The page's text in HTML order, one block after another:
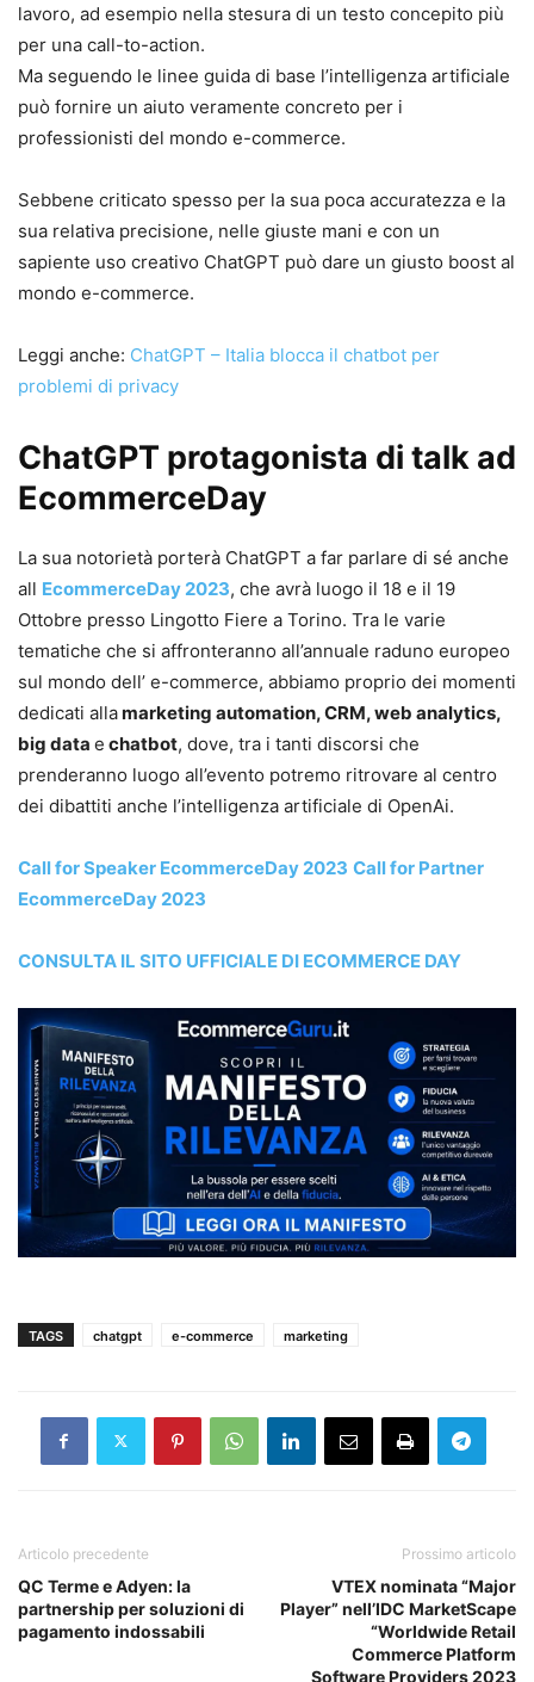
lavoro, ad esempio nella stesura di un testo concepito più
per una call-to-action.
Ma seguendo le linee guida di base l’intelligenza artificiale
può fornire un aiuto veramente concreto per i
professionisti del mondo e-commerce.
Sebbene criticato spesso per la sua poca accuratezza e la
sua relativa precisione, nelle giuste mani e con un
sapiente uso creativo ChatGPT può dare un giusto boost al
mondo e-commerce.
Leggi anche: ChatGPT – Italia blocca il chatbot per
problemi di privacy
ChatGPT protagonista di talk ad
EcommerceDay
La sua notorietà porterà ChatGPT a far parlare di sé anche
all EcommerceDay 2023, che avrà luogo il 18 e il 19
Ottobre presso Lingotto Fiere a Torino. Tra le varie
tematiche che si affronteranno all’annuale raduno europeo
sul mondo dell’ e-commerce, abbiamo proprio dei momenti
dedicati allamarketing automation, CRM, web analytics,
big data e chatbot, dove, tra i tanti discorsi che
prenderanno luogo all’evento potremo ritrovare al centro
dei dibattiti anche l’intelligenza artificiale di OpenAi.
Call for Speaker EcommerceDay 2023 Call for Partner
EcommerceDay 2023
CONSULTA IL SITO UFFICIALE DI ECOMMERCE DAY
TAGS chatgpt e-commerce marketing
Articolo precedente
QC Terme e Adyen: la
partnership per soluzioni di
pagamento indossabili
Prossimo articolo
VTEX nominata “Major
Player” nell’IDC MarketScape
“Worldwide Retail
Commerce Platform
Software Providers 2023